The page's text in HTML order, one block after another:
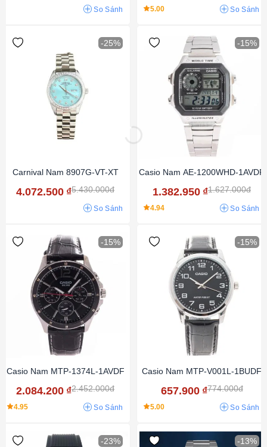
So Sánh 5.00 So Sánh
-25%
Carnival Nam 8907G-VT-XT
4.072.500 ₫5.430.000đ
So Sánh
-15%
Casio Nam AE-1200WHD-1AVDF
1.382.950 ₫1.627.000đ
4.94 So Sánh
-15%
Casio Nam MTP-1374L-1AVDF
2.084.200 ₫2.452.000đ
4.95 So Sánh
-15%
Casio Nam MTP-V001L-1BUDF
657.900 ₫774.000đ
5.00 So Sánh
-23% -13%